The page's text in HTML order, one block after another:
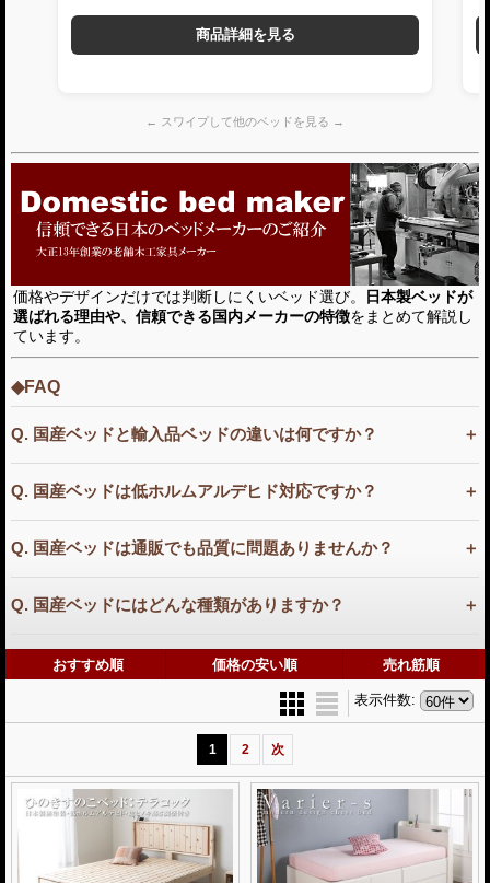
商品詳細を見る
← スワイプして他のベッドを見る →
価格やデザインだけでは判断しにくいベッド選び。
日本製ベッドが
選ばれる理由や、信頼できる国内メーカーの特徴をまとめて解説し
ています。
◆FAQ
Q. 国産ベッドと輸入品ベッドの違いは何ですか？
Q. 国産ベッドは低ホルムアルデヒド対応ですか？
Q. 国産ベッドは通販でも品質に問題ありませんか？
Q. 国産ベッドにはどんな種類がありますか？
おすすめ順 価格の安い順 売れ筋順
表示件数:
1 2 次